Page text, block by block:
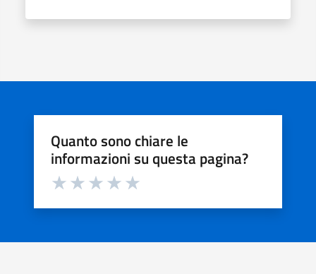
Quanto sono chiare le
informazioni su questa pagina?
Valuta da 1 a 5 stelle la pagina